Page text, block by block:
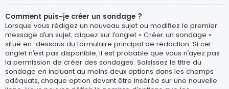
Comment puis-je créer un sondage ?
Lorsque vous rédigez un nouveau sujet ou modifiez le premier
message d’un sujet, cliquez sur l’onglet « Créer un sondage »
situé en-dessous du formulaire principal de rédaction. Si cet
onglet n’est pas disponible, il est probable que vous n’ayez pas
la permission de créer des sondages. Saisissez le titre du
sondage en incluant au moins deux options dans les champs
adéquats, chaque option devant être insérée sur une nouvelle